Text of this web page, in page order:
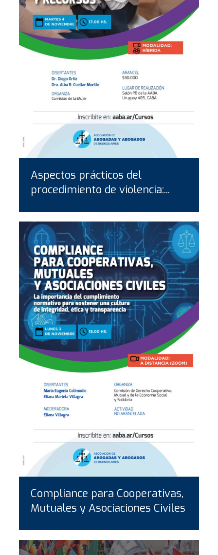
Aspectos prácticos del
procedimiento de violencia:...
Compliance para Cooperativas,
Mutuales y Asociaciones Civiles